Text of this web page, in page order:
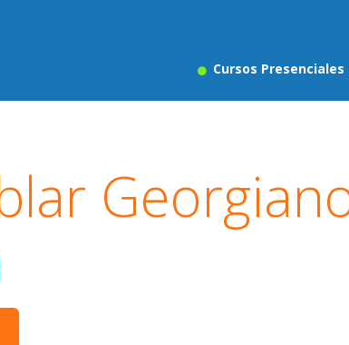
Cursos Presenciales